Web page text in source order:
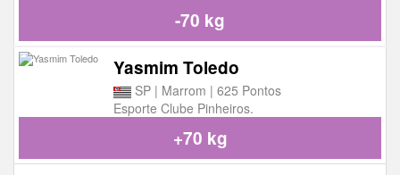
-70 kg
Yasmim Toledo
SP | Marrom | 625 Pontos
Esporte Clube Pinheiros.
+70 kg